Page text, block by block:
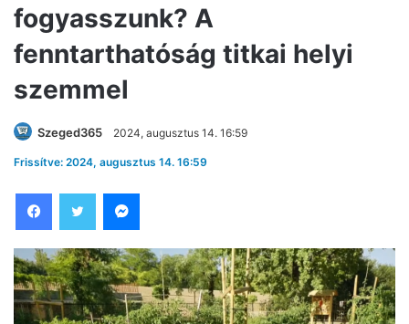
fogyasszunk? A
fenntarthatóság titkai helyi
szemmel
Szeged365 2024, augusztus 14. 16:59
Frissítve: 2024, augusztus 14. 16:59